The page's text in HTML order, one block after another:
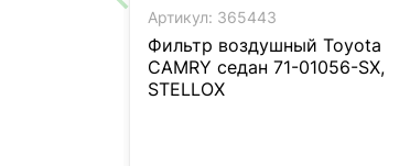
Артикул: 365443
Фильтр воздушный Toyota
CAMRY седан 71-01056-SX,
STELLOX